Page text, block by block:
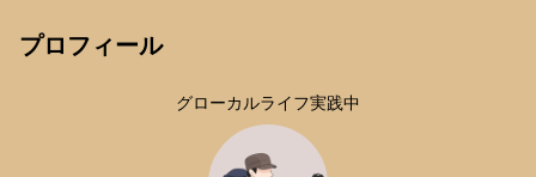
プロフィール
グローカルライフ実践中